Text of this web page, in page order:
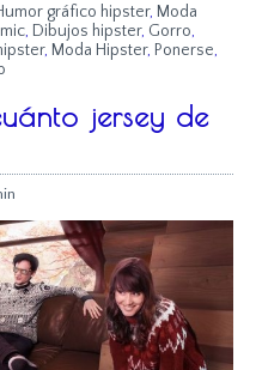
gráfico hipster, Moda
, Dibujos hipster, Gorro,
, Moda Hipster, Ponerse,
jersey de